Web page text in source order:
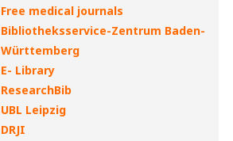
Free medical journals
Bibliotheksservice-Zentrum Baden-
Württemberg
E- Library
ResearchBib
UBL Leipzig
DRJI